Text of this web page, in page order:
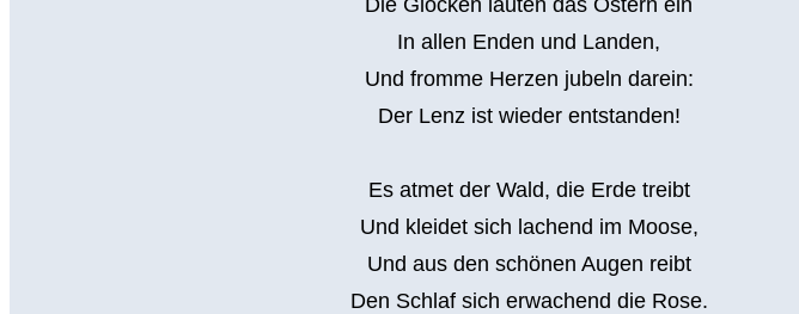
In allen Enden und Landen,
Und fromme Herzen jubeln darein:
Der Lenz ist wieder entstanden!
Es atmet der Wald, die Erde treibt
Und kleidet sich lachend im Moose,
Und aus den schönen Augen reibt
Den Schlaf sich erwachend die Rose.